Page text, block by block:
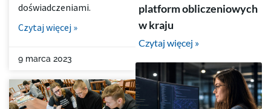
doświadczeniami.
Czytaj więcej »
9 marca 2023
platform obliczeniowych
w kraju
Czytaj więcej »